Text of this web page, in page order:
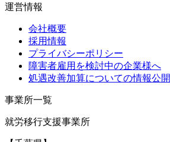
運営情報
会社概要
採用情報
プライバシーポリシー
障害者雇用を検討中の企業様へ
処遇改善加算についての情報公開
事業所一覧
就労移行支援事業所